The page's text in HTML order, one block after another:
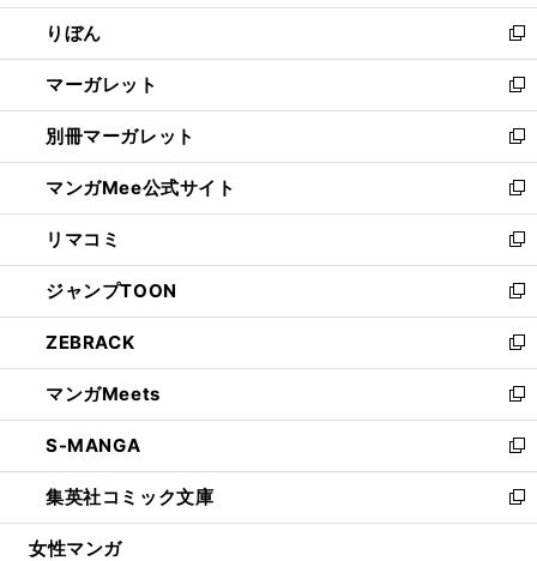
開
く
ウ
で
開
く
ン
ド
ウ
で
開
く
ウ
ィ
ン
ド
ウ
で
開
く
りぼん
新
し
い
ウ
ィ
ン
ド
ウ
で
開
く
マーガレット
新
し
い
ウ
ィ
ン
ド
ウ
で
開
く
別冊マーガレット
新
し
い
ウ
ィ
ン
ド
ウ
で
開
く
マンガMee公式サイト
新
し
い
ウ
ィ
ン
ド
ウ
で
開
く
リマコミ
新
し
い
ウ
ィ
ン
ド
ウ
で
開
く
ジャンプTOON
新
し
い
ウ
ィ
ン
ド
ウ
で
開
ZEBRACK
新
し
い
ウ
ィ
ン
ド
ウ
マンガMeets
新
し
い
ウ
ィ
ン
S-MANGA
新
し
い
ウ
集英社コミック文庫
新
し
女性マンガ